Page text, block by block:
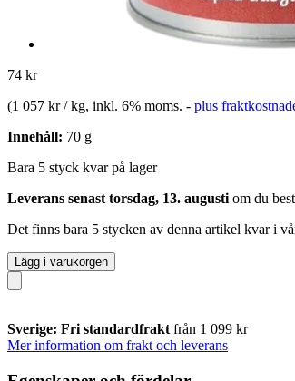
74 kr
(1 057 kr / kg, inkl. 6% moms. - plus
Innehåll: 70 g
Bara 5 styck kvar på lager
Leverans senast torsdag, 13. augusti om du
Det finns bara 5 stycken av denna artikel kvar i
Lägg i varukorgen
Sverige: Fri standardfrakt från 1 099 kr
Mer information om frakt och leverans